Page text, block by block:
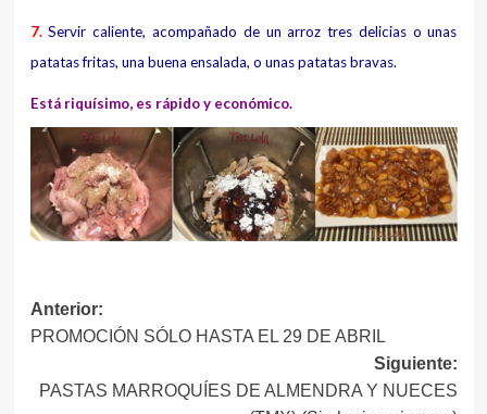
7.Servir caliente, acompañado de un arroz tres delicias o unas
patatas fritas, una buena ensalada, o unas patatas bravas.
Está riquísimo, es rápido y económico.
Navegación
de
entradas
Anterior:
PROMOCIÓN SÓLO HASTA EL 29 DE ABRIL
Siguiente:
PASTAS MARROQUÍES DE ALMENDRA Y NUECES